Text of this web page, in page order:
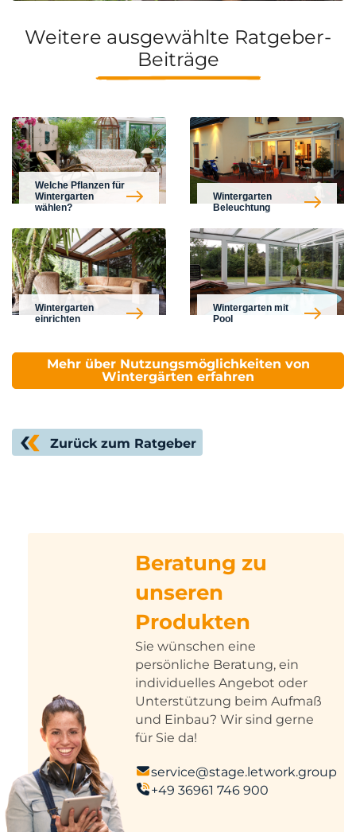
Weitere ausgewählte Ratgeber-
Beiträge
Welche Pflanzen für
Wintergarten
wählen?
Wintergarten
Beleuchtung
Wintergarten
einrichten
Wintergarten mit
Pool
Mehr über Nutzungsmöglichkeiten von
Wintergärten erfahren
Zurück zum Ratgeber
Beratung zu
unseren
Produkten
Sie wünschen eine
persönliche Beratung, ein
individuelles Angebot oder
Unterstützung beim Aufmaß
und Einbau? Wir sind gerne
für Sie da!
service@stage.letwork.group
+49 36961 746 900